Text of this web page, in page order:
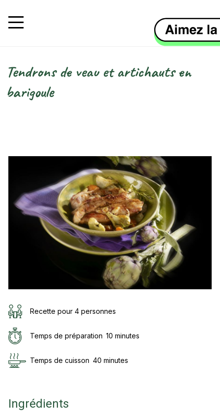
Fil d'Ariane
Tendrons de veau et artichauts en
barigoule
Recette pour 4 personnes
Temps de préparation 10 minutes
Temps de cuisson 40 minutes
Ingrédients